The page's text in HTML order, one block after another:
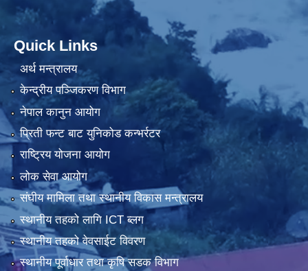
Quick Links
अर्थ मन्त्रालय
केन्द्रीय पञ्जिकरण विभाग
नेपाल कानुन आयोग
प्रिती फन्ट बाट युनिकोड कन्भर्रटर
राष्ट्रिय योजना आयोग
लोक सेवा आयोग
संघीय मामिला तथा स्थानीय विकास मन्त्रालय
स्थानीय तहको लागि ICT ब्लग
स्थानीय तहको वेवसाईट विवरण
स्थानीय पूर्वाधार तथा कृषि सडक विभाग